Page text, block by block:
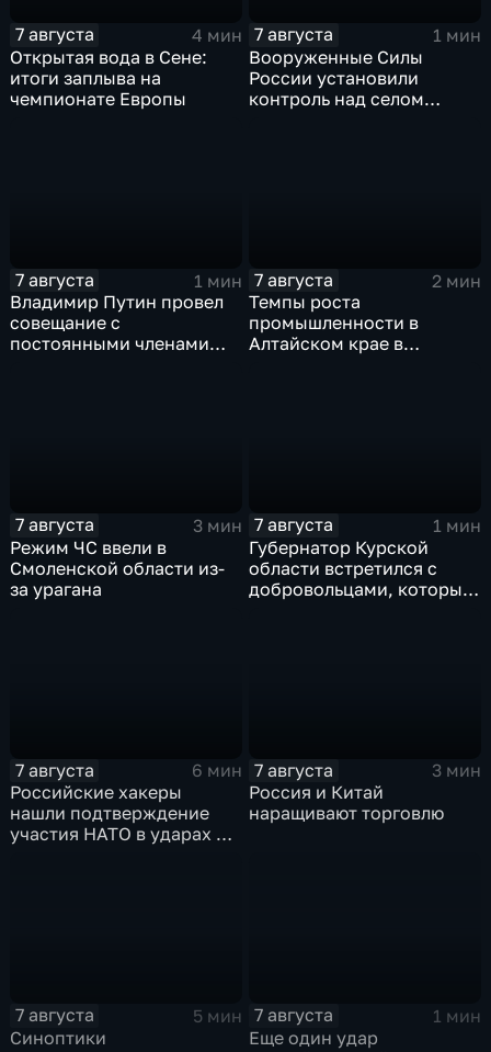
7 августа
4 мин
Открытая вода в Сене:
итоги заплыва на
чемпионате Европы
7 августа
1 мин
Вооруженные Силы
России установили
контроль над селом
7 августа
1 мин
Владимир Путин провел
совещание с
постоянными членами
7 августа
2 мин
Темпы роста
промышленности в
Алтайском крае в
7 августа
3 мин
Режим ЧС ввели в
Смоленской области из-
за урагана
7 августа
1 мин
Губернатор Курской
области встретился с
добровольцами, которые
7 августа
6 мин
Российские хакеры
нашли подтверждение
участия НАТО в ударах по
7 августа
3 мин
Россия и Китай
наращивают торговлю
7 августа
5 мин
Синоптики
7 августа
1 мин
Еще один удар